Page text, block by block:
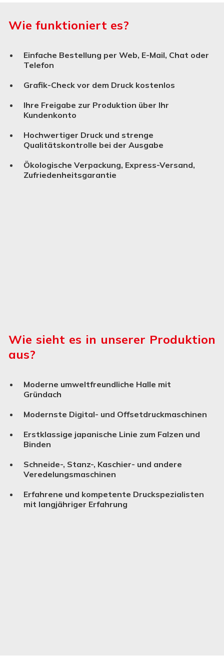
Wie funktioniert es?
Einfache Bestellung per Web, E-Mail, Chat oder
Telefon
Grafik-Check vor dem Druck kostenlos
Ihre Freigabe zur Produktion über Ihr
Kundenkonto
Hochwertiger Druck und strenge
Qualitätskontrolle bei der Ausgabe
Ökologische Verpackung, Express-Versand,
Zufriedenheitsgarantie
Wie sieht es in unserer Produktion
aus?
Moderne umweltfreundliche Halle mit
Gründach
Modernste Digital- und Offsetdruckmaschinen
Erstklassige japanische Linie zum Falzen und
Binden
Schneide-, Stanz-, Kaschier- und andere
Verede­lungs­ma­schinen
Erfahrene und kompetente Druckspezialisten
mit langjähriger Erfahrung